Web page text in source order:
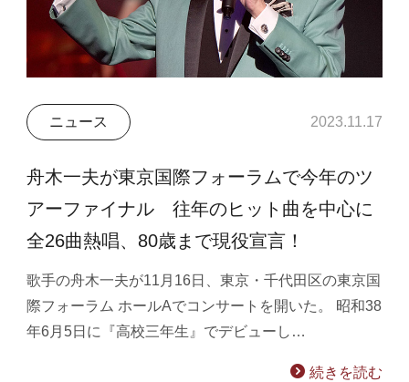
ニュース 2023.11.17
舟木一夫が東京国際フォーラムで今年のツ
アーファイナル 往年のヒット曲を中心に
全26曲熱唱、80歳まで現役宣言！
歌手の舟木一夫が11月16日、東京・千代田区の東京国
際フォーラム ホールAでコンサートを開いた。 昭和38
年6月5日に『高校三年生』でデビューし…
続きを読む